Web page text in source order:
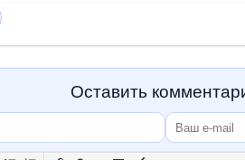
Оставить